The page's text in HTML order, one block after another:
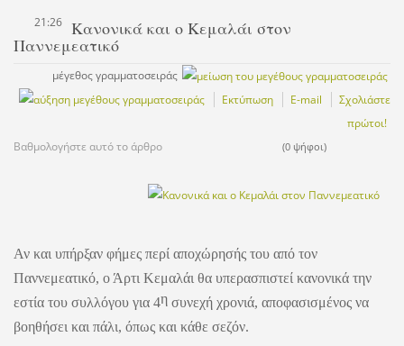
21:26 Κανονικά και ο Κεμαλάι στον
Παννεμεατικό
μέγεθος γραμματοσειράς
Εκτύπωση
E-mail
Σχολιάστε
πρώτοι!
Βαθμολογήστε αυτό το άρθρο
(0 ψήφοι)
Αν και υπήρξαν φήμες περί αποχώρησής του από τον
Παννεμεατικό, ο Άρτι Κεμαλάι θα υπερασπιστεί κανονικά την
εστία του συλλόγου για 4ησυνεχή χρονιά, αποφασισμένος να
βοηθήσει και πάλι, όπως και κάθε σεζόν.